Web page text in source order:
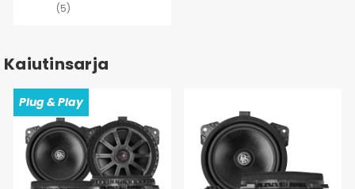
(5)
Kaiutinsarja
Plug & Play